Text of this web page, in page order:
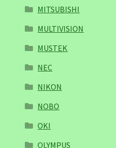
MITSUBISHI
MULTIVISION
MUSTEK
NEC
NIKON
NOBO
OKI
OLYMPUS